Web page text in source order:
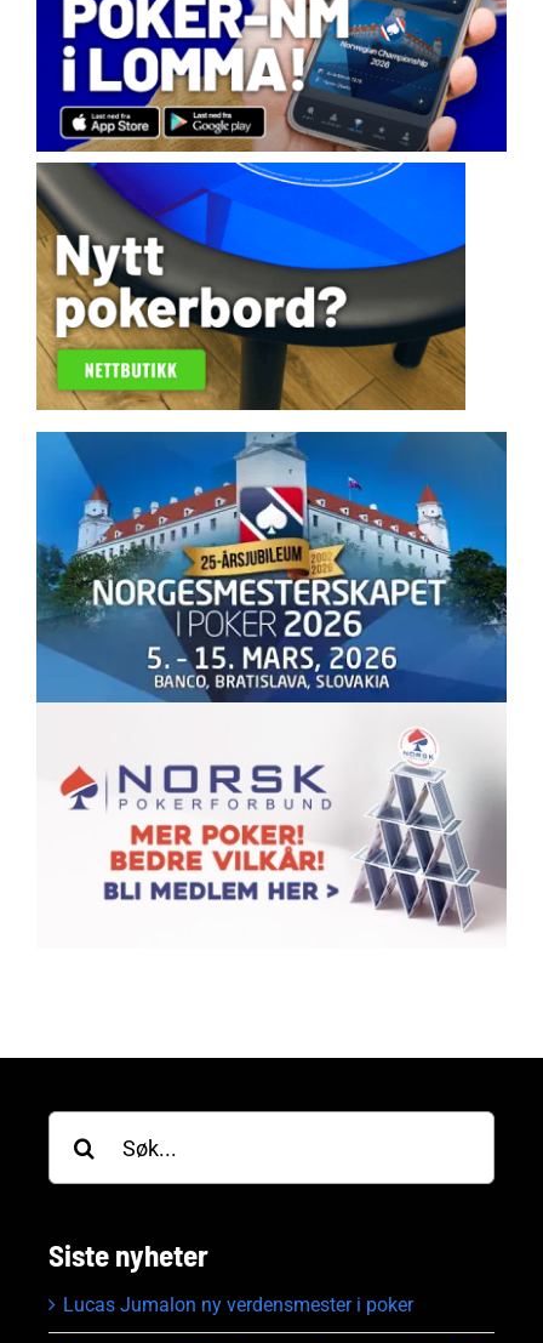
Søk
etter:
Siste nyheter
Lucas Jumalon ny verdensmester i poker